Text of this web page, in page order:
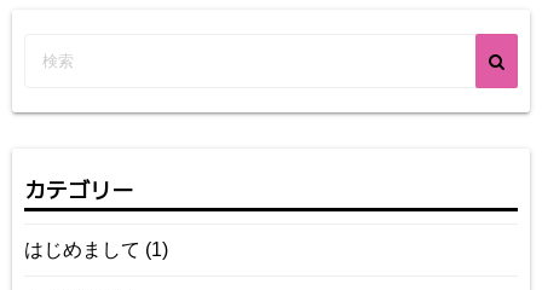
カテゴリー
はじめまして (1)